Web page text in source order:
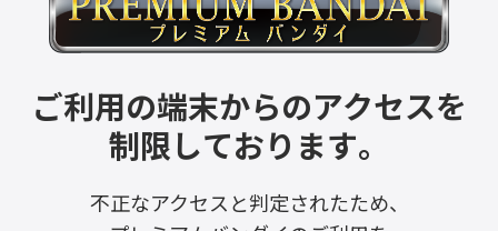
ご利用の端末からのアクセスを
制限しております。
不正なアクセスと判定されたため、